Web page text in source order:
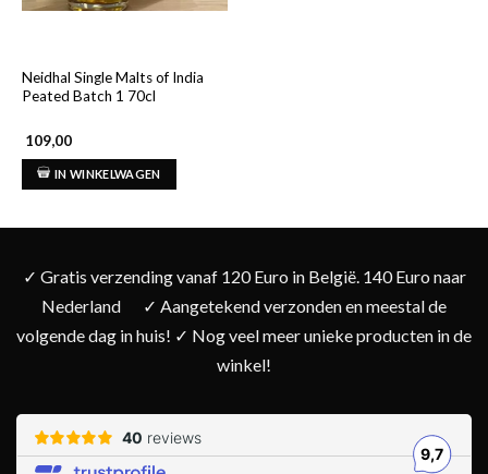
Neidhal Single Malts of India
Peated Batch 1 70cl
109,00
IN WINKELWAGEN
✓ Gratis verzending vanaf 120 Euro in België. 140 Euro naar
Nederland
✓ Aangetekend verzonden en meestal de
volgende dag in huis! ✓ Nog veel meer unieke producten in de
winkel!